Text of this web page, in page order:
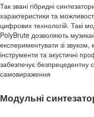
Так звані гібридні
характеристики та
цифрових технологій. Такі
PolyBrute дозволяють
експериментувати зі звуком,
інструменти та акустичні
забезпечує безпрецедентну
самовираження
Модульні